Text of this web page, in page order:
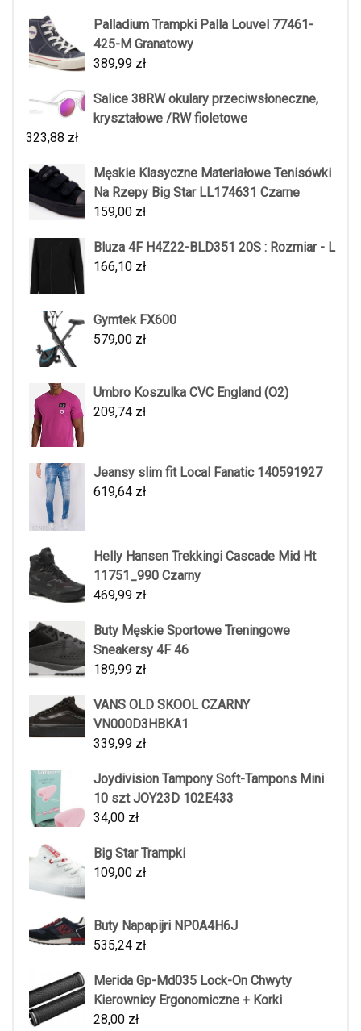
Palladium Trampki Palla Louvel 77461-
425-M Granatowy
389,99 zł
Salice 38RW okulary przeciwsłoneczne,
kryształowe /RW fioletowe
323,88 zł
Męskie Klasyczne Materiałowe Tenisówki
Na Rzepy Big Star LL174631 Czarne
159,00 zł
Bluza 4F H4Z22-BLD351 20S : Rozmiar - L
166,10 zł
Gymtek FX600
579,00 zł
Umbro Koszulka CVC England (O2)
209,74 zł
Jeansy slim fit Local Fanatic 140591927
619,64 zł
Helly Hansen Trekkingi Cascade Mid Ht
11751_990 Czarny
469,99 zł
Buty Męskie Sportowe Treningowe
Sneakersy 4F 46
189,99 zł
VANS OLD SKOOL CZARNY
VN000D3HBKA1
339,99 zł
Joydivision Tampony Soft-Tampons Mini
10 szt JOY23D 102E433
34,00 zł
Big Star Trampki
109,00 zł
Buty Napapijri NP0A4H6J
535,24 zł
Merida Gp-Md035 Lock-On Chwyty
Kierownicy Ergonomiczne + Korki
28,00 zł